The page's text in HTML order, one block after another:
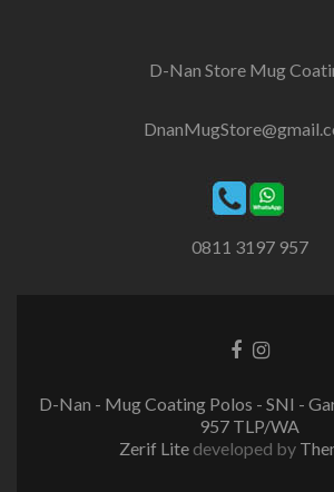
D-Nan Store Mug
0811 3197 957
Facebook
Instagram
D-Nan - Mug Coating Polos - SNI -
957 TLP/WA
Zerif Lite developed by